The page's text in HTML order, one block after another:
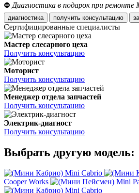
⛔ Диагностика в подарок при
диагностика получить консультацию
Сертифицированные специалисты
Мастер слесарного цеха
Получить консультацию
Моторист
Получить консультацию
Менеджер отдела запчастей
Получить консультацию
Электрик-диагност
Получить консультацию
Выбрать другую модель:
Mini Cabrio
Cooper Works
Mini
Mini Cabrio